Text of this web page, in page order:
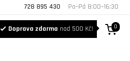
728 895 430 Po–Pá 8:00–16:30
Doprava zdarma nad 500 Kč! 0